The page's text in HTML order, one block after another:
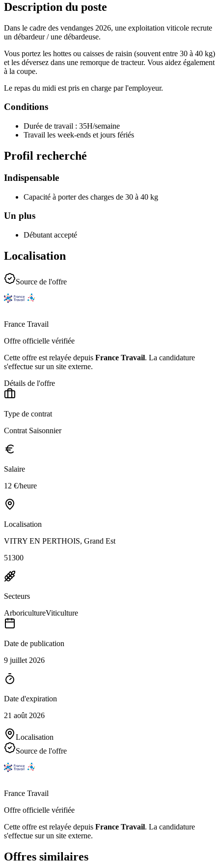
Description du poste
Dans le cadre des vendanges 2026, une exploitation viticole recrute
un débardeur / une débardeuse.
Vous portez les hottes ou caisses de raisin (souvent entre 30 à 40 kg)
et les déversez dans une remorque de tracteur. Vous aidez également
à la coupe.
Le repas du midi est pris en charge par l'employeur.
Conditions
Durée de travail : 35H/semaine
Travail les week-ends et jours fériés
Profil recherché
Indispensable
Capacité à porter des charges de 30 à 40 kg
Un plus
Débutant accepté
Localisation
Source de l'offre
France Travail
Offre officielle vérifiée
Cette offre est relayée depuis France Travail. La candidature
s'effectue sur un site externe.
Détails de l'offre
Type de contrat
Contrat Saisonnier
Salaire
12 €/heure
Localisation
VITRY EN PERTHOIS, Grand Est
51300
Secteurs
ArboricultureViticulture
Date de publication
9 juillet 2026
Date d'expiration
21 août 2026
Localisation
Source de l'offre
France Travail
Offre officielle vérifiée
Cette offre est relayée depuis France Travail. La candidature
s'effectue sur un site externe.
Offres similaires